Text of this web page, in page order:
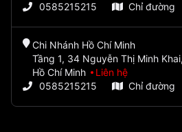
0585215215
Chỉ đường
Chi Nhánh Hồ Chí Minh
Tầng 1, 34 Nguyễn Thị Minh
Hồ Chí Minh
Liên hệ
0585215215
Chỉ đường